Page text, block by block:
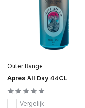
Outer Range
Apres All Day 44CL
Vergelijk